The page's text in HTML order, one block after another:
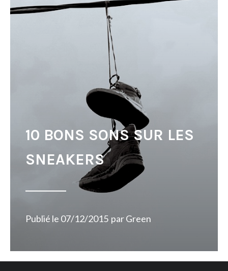
10 BONS SONS SUR LES
SNEAKERS
Publié le 07/12/2015 parGreen